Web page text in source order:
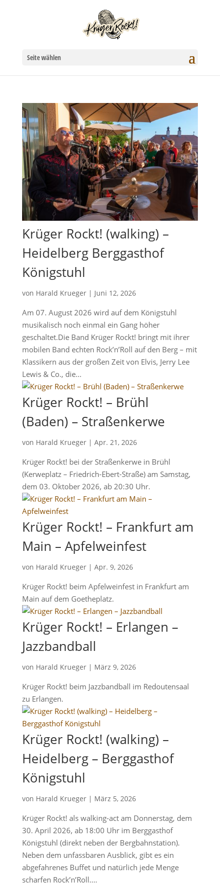
Seite wählen
Krüger Rockt! (walking) –
Heidelberg Berggasthof
Königstuhl
von Harald Krueger| Juni 12, 2026
Am 07. August 2026 wird auf dem Königstuhl
musikalisch noch einmal ein Gang höher
geschaltet.Die Band Krüger Rockt! bringt mit ihrer
mobilen Band echten Rock’n’Roll auf den Berg – mit
Klassikern aus der großen Zeit von Elvis, Jerry Lee
Lewis & Co., die...
Krüger Rockt! – Brühl
(Baden) – Straßenkerwe
von Harald Krueger| Apr. 21, 2026
Krüger Rockt! bei der Straßenkerwe in Brühl
(Kerweplatz – Friedrich-Ebert-Straße) am Samstag,
dem 03. Oktober 2026, ab 20:30 Uhr.
Krüger Rockt! – Frankfurt am
Main – Apfelweinfest
von Harald Krueger| Apr. 9, 2026
Krüger Rockt! beim Apfelweinfest in Frankfurt am
Main auf dem Goetheplatz.
Krüger Rockt! – Erlangen –
Jazzbandball
von Harald Krueger| März 9, 2026
Krüger Rockt! beim Jazzbandball im Redoutensaal
zu Erlangen.
Krüger Rockt! (walking) –
Heidelberg – Berggasthof
Königstuhl
von Harald Krueger| März 5, 2026
Krüger Rockt! als walking-act am Donnerstag, dem
30. April 2026, ab 18:00 Uhr im Berggasthof
Königstuhl (direkt neben der Bergbahnstation).
Neben dem unfassbaren Ausblick, gibt es ein
abgefahrenes Buffet und natürlich jede Menge
scharfen Rock’n’Roll....